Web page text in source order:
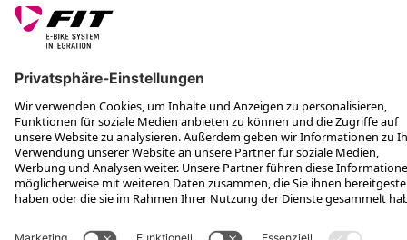
*Unverbindliche Preisempfehlung inkl. MwSt. zzgl. Versandkosten
Rotax Bike Technology AG © 2025